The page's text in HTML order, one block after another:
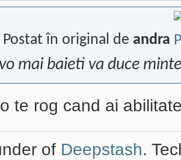
Postat în original de andra
mai baieti va duce
te rog cand ai
of Deepstash.